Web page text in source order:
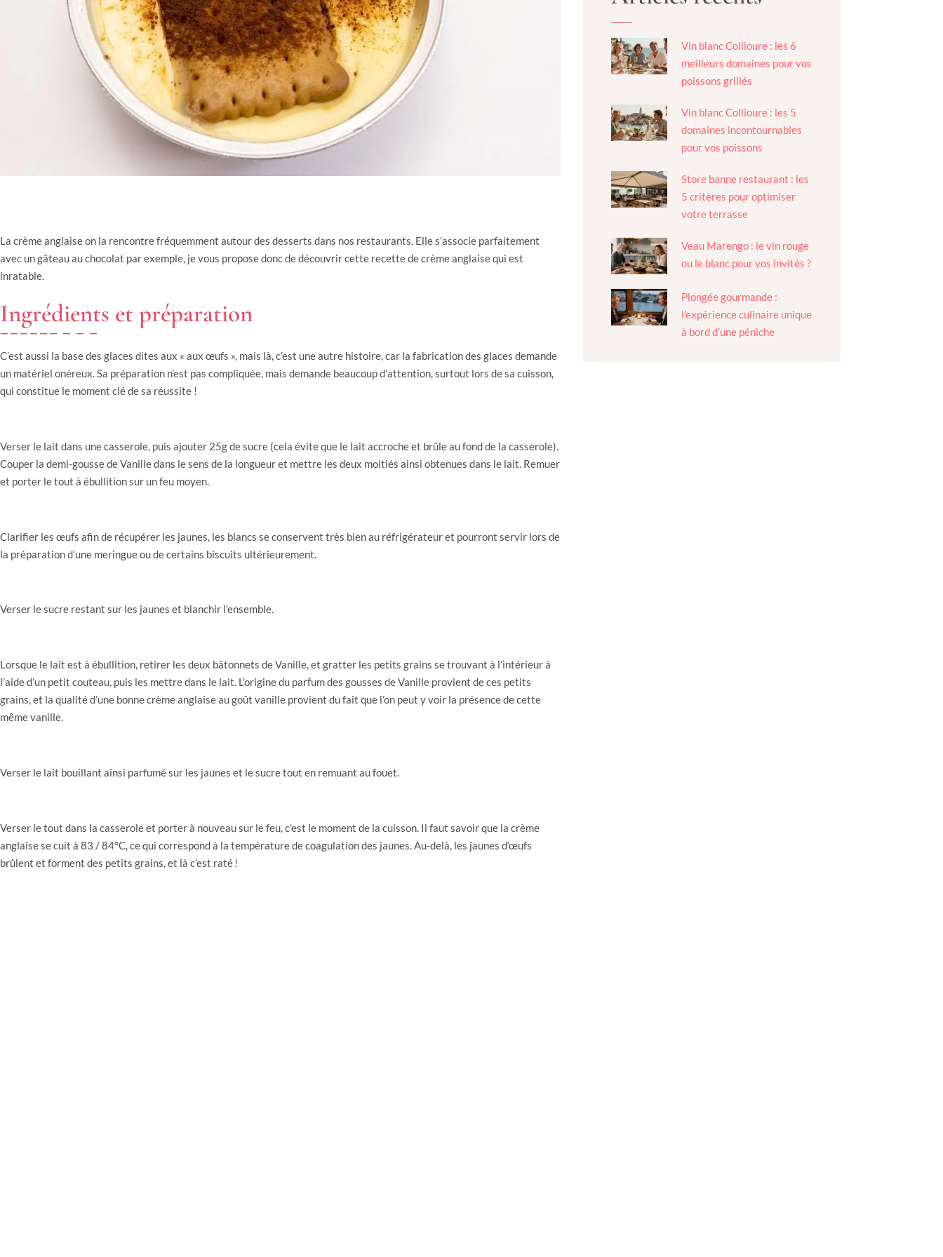
La crème anglaise on la rencontre fréquemment autour des desserts dans nos restaurants. Elle s’associe parfaitement
avec un gâteau au chocolat par exemple, je vous propose donc de découvrir cette recette de crème anglaise qui est
inratable.
Ingrédients et préparation
C’est aussi la base des glaces dites aux « aux œufs », mais là, c’est une autre histoire, car la fabrication des glaces demande
un matériel onéreux. Sa préparation n’est pas compliquée, mais demande beaucoup d’attention, surtout lors de sa cuisson,
qui constitue le moment clé de sa réussite !
Verser le lait dans une casserole, puis ajouter 25g de sucre (cela évite que le lait accroche et brûle au fond de la casserole).
Couper la demi-gousse de Vanille dans le sens de la longueur et mettre les deux moitiés ainsi obtenues dans le lait. Remuer
et porter le tout à ébullition sur un feu moyen.
Clarifier les œufs afin de récupérer les jaunes, les blancs se conservent très bien au réfrigérateur et pourront servir lors de
la préparation d’une meringue ou de certains biscuits ultérieurement.
Verser le sucre restant sur les jaunes et blanchir l’ensemble.
Lorsque le lait est à ébullition, retirer les deux bâtonnets de Vanille, et gratter les petits grains se trouvant à l’intérieur à
l’aide d’un petit couteau, puis les mettre dans le lait. L’origine du parfum des gousses de Vanille provient de ces petits
grains, et la qualité d’une bonne crème anglaise au goût vanille provient du fait que l’on peut y voir la présence de cette
même vanille.
Verser le lait bouillant ainsi parfumé sur les jaunes et le sucre tout en remuant au fouet.
Verser le tout dans la casserole et porter à nouveau sur le feu, c’est le moment de la cuisson. Il faut savoir que la crème
anglaise se cuit à 83 / 84°C, ce qui correspond à la température de coagulation des jaunes. Au-delà, les jaunes d’œufs
brûlent et forment des petits grains, et là c’est raté !
Vin blanc Collioure : les 6
meilleurs domaines pour vos
poissons grillés
Vin blanc Collioure : les 5
domaines incontournables
pour vos poissons
Store banne restaurant : les
5 critères pour optimiser
votre terrasse
Veau Marengo : le vin rouge
ou le blanc pour vos invités ?
Plongée gourmande :
l’expérience culinaire unique
à bord d’une péniche